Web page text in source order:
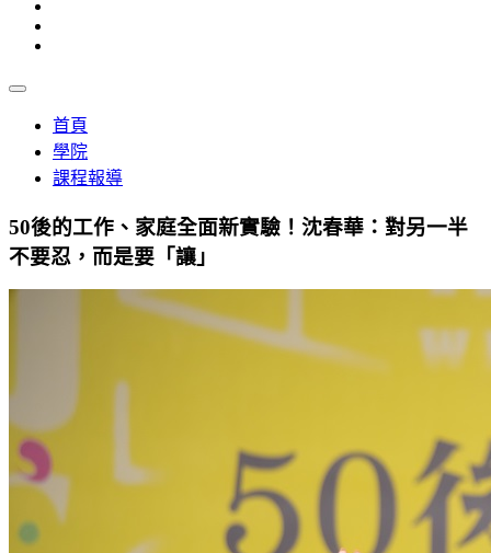
首頁
學院
課程報導
50後的工作、家庭全面新實驗！沈春華：對另一半
不要忍，而是要「讓」